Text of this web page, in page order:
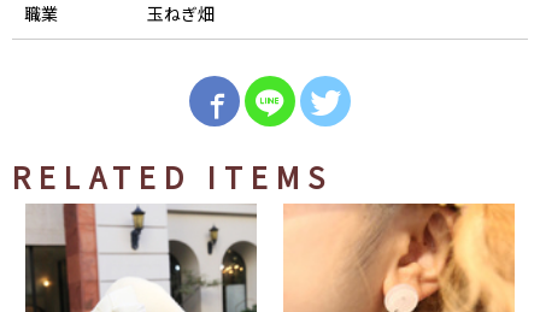
職業 玉ねぎ畑
RELATED ITEMS